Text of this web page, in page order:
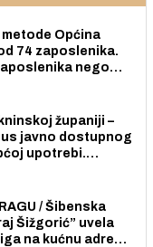
Općina
74 zaposlenika.
nego
županiji –
javno dostupnog
upotrebi.
/ Šibenska
Šižgorić” uvela
na kućnu adresu